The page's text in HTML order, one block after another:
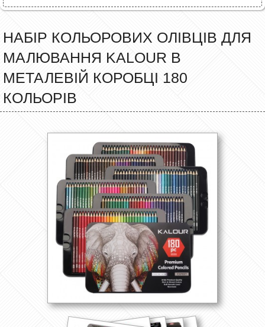
НАБІР КОЛЬОРОВИХ ОЛІВЦІВ ДЛЯ
МАЛЮВАННЯ KALOUR В
МЕТАЛЕВІЙ КОРОБЦІ 180
КОЛЬОРІВ